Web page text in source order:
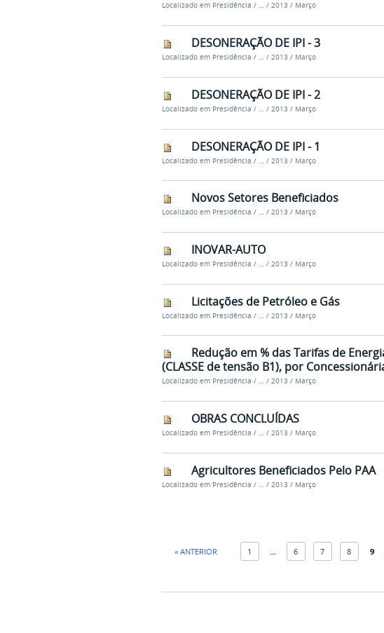
Localizado em Presidência / … / 2013 / Março
DESONERAÇÃO DE IPI - 3
Localizado em Presidência / … / 2013 / Março
DESONERAÇÃO DE IPI - 2
Localizado em Presidência / … / 2013 / Março
DESONERAÇÃO DE IPI - 1
Localizado em Presidência / / 2013 / Março
Novos Setores Beneficiados
Localizado em Presidência / … / 2013 / Março
INOVAR-AUTO
Localizado em Presidência / … / 2013 / Março
Licitações de Petróleo e Gás
Localizado em Presidência / … / 2013 / Março
Redução em % das Tarifas de
(CLASSE de tensão B1), por
Localizado em Presidência / … / 2013 / Março
OBRAS CONCLUÍDAS
Localizado em Presidência / … / 2013 / Março
Agricultores Beneficiados Pelo PAA
Localizado em Presidência / … / 2013 / Março
« ANTERIOR 1 6 7 8 9